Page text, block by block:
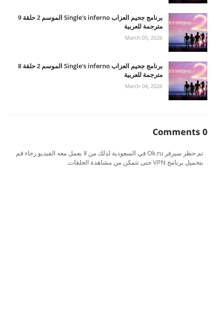
برنامج جحيم العزاب Single's inferno الموسم 2 حلقة 9
مترجمة للعربية
March 05, 2026
برنامج جحيم العزاب Single's inferno الموسم 2 حلقة 8
مترجمة للعربية
March 04, 2026
0 Comments
تم حظر سيرفر Ok.ru في السعودية لذلك من لا يعمل معه الفيديو رجاء قم
بتحميل برنامج VPN حتى تتمكن من مشاهدة الحلقات.